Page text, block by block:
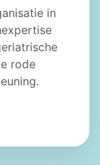
in
rode